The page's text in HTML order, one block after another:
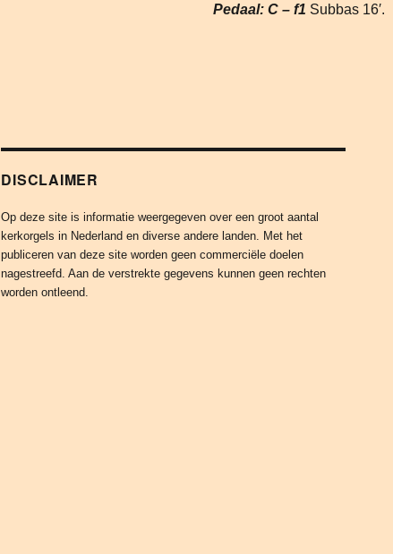
Pedaal: C – f1 Subbas 16′.
DISCLAIMER
Op deze site is informatie weergegeven over een groot aantal
kerkorgels in Nederland en diverse andere landen. Met het
publiceren van deze site worden geen commerciële doelen
nagestreefd. Aan de verstrekte gegevens kunnen geen rechten
worden ontleend.